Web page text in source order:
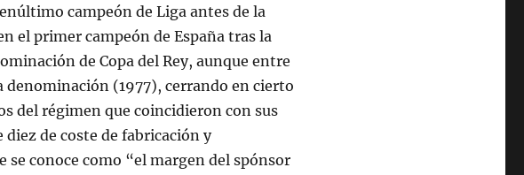
campeón de Liga antes de la
el primer campeón de España tras la
de Copa del Rey, aunque entre
denominación (1977), cerrando en cierto
del régimen que coincidieron con sus
diez de coste de fabricación y
conoce como “el margen del spónsor